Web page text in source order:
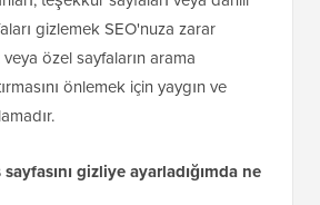
korumasıyla birlikte ‘noindex’
en iyisidir.
gizlemek web sitemin
mi?
teşekkür sayfaları veya dahili